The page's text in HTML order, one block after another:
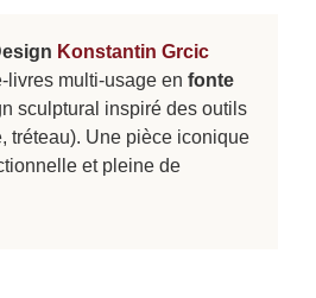
Konstantin Grcic
livres multi-usage enfonte
sculptural inspiré des outils
tréteau). Une pièce iconique
et pleine de